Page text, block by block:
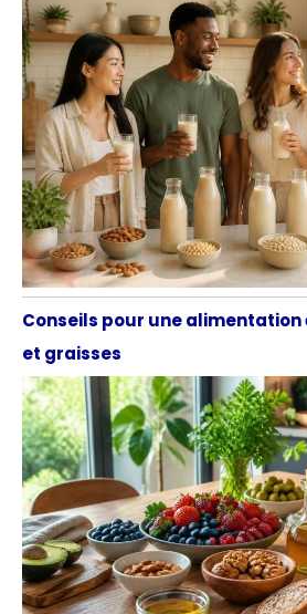
Conseils pour une
et graisses